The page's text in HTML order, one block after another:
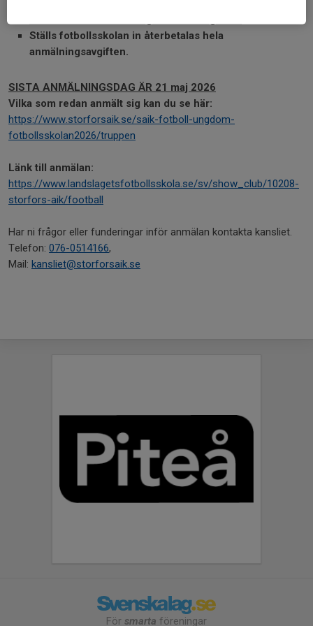
Ställs fotbollsskolan in återbetalas hela
anmälningsavgiften.
SISTA ANMÄLNINGSDAG ÄR 21 maj 2026
Vilka som redan anmält sig kan du se här:
https://www.storforsaik.se/saik-fotboll-ungdom-
fotbollsskolan2026/truppen
Länk till anmälan:
https://www.landslagetsfotbollsskola.se/sv/show_club/10208-
storfors-aik/football
Har ni frågor eller funderingar inför anmälan kontakta kansliet.
Telefon: 076-0514166,
Mail: kansliet@storforsaik.se
För smarta föreningar